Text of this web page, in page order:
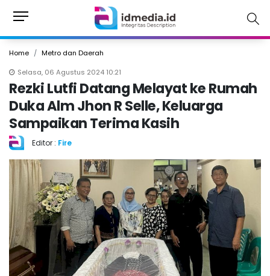
Home
Metro dan Daerah
Selasa, 06 Agustus 2024 10:21
Rezki Lutfi Datang Melayat ke Rumah
Duka Alm Jhon R Selle, Keluarga
Sampaikan Terima Kasih
Editor : Fire